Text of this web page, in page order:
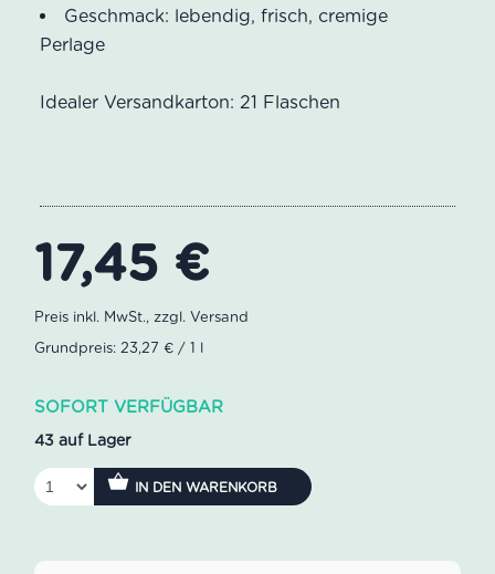
Geschmack: lebendig, frisch, cremige
Perlage
Idealer Versandkarton: 21 Flaschen
17,45 €
Grundpreis: 23,27 € / 1 l
SOFORT VERFÜGBAR
43 auf Lager
IN DEN WARENKORB